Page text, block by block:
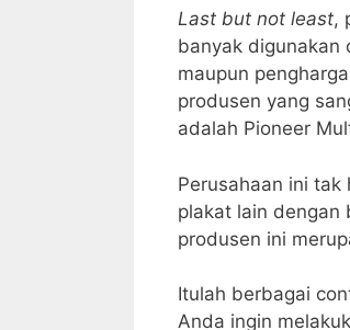
Last but not least,
banyak digunakan
maupun
produsen yang
adalah Pioneer
Perusahaan ini
plakat lain dengan
produsen ini
Itulah berbagai
Anda ingin